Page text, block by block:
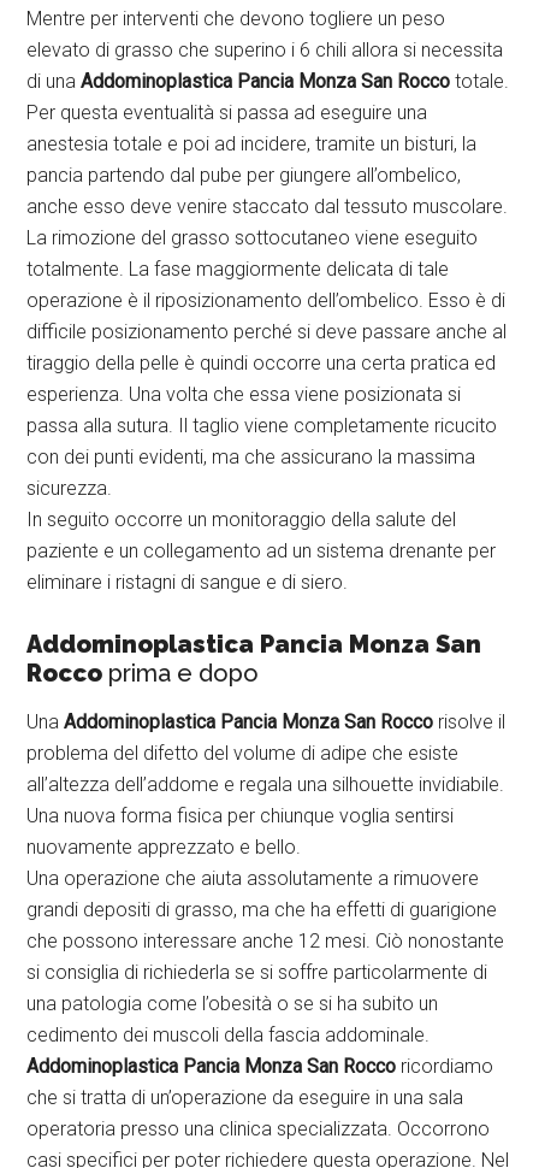
Mentre per interventi che devono togliere un peso
elevato di grasso che superino i 6 chili allora si necessita
di unaAddominoplastica Pancia Monza San Rocco totale.
Per questa eventualità si passa ad eseguire una
anestesia totale e poi ad incidere, tramite un bisturi, la
pancia partendo dal pube per giungere all’ombelico,
anche esso deve venire staccato dal tessuto muscolare.
La rimozione del grasso sottocutaneo viene eseguito
totalmente. La fase maggiormente delicata di tale
operazione è il riposizionamento dell’ombelico. Esso è di
difficile posizionamento perché si deve passare anche al
tiraggio della pelle è quindi occorre una certa pratica ed
esperienza. Una volta che essa viene posizionata si
passa alla sutura. Il taglio viene completamente ricucito
con dei punti evidenti, ma che assicurano la massima
sicurezza.
In seguito occorre un monitoraggio della salute del
paziente e un collegamento ad un sistema drenante per
eliminare i ristagni di sangue e di siero.
Addominoplastica Pancia Monza San
Rocco prima e dopo
UnaAddominoplastica Pancia Monza San Rocco risolve il
problema del difetto del volume di adipe che esiste
all’altezza dell’addome e regala una silhouette invidiabile.
Una nuova forma fisica per chiunque voglia sentirsi
nuovamente apprezzato e bello.
Una operazione che aiuta assolutamente a rimuovere
grandi depositi di grasso, ma che ha effetti di guarigione
che possono interessare anche 12 mesi. Ciò nonostante
si consiglia di richiederla se si soffre particolarmente di
una patologia come l’obesità o se si ha subito un
cedimento dei muscoli della fascia addominale.
Addominoplastica Pancia Monza San Rocco ricordiamo
che si tratta di un’operazione da eseguire in una sala
operatoria presso una clinica specializzata. Occorrono
casi specifici per poter richiedere questa operazione. Nel